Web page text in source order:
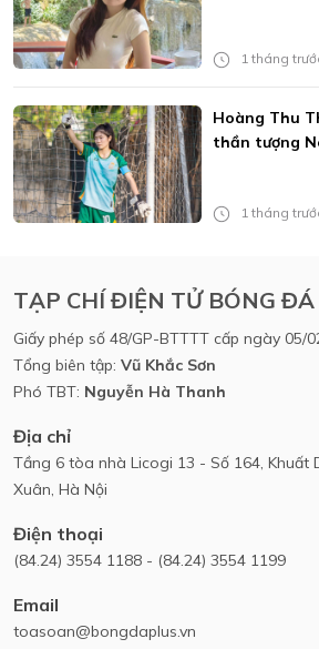
1 tháng
Hoàng Thu
thần tượng
1 tháng
TẠP CHÍ ĐIỆN TỬ BÓNG ĐÁ
Giấy phép số 48/GP-BTTTT cấp ngày 05/
Tổng biên tập: Vũ Khắc Sơn
Phó TBT: Nguyễn Hà Thanh
Địa chỉ
Tầng 6 tòa nhà Licogi 13 - Số 164, Khuất
Xuân, Hà Nội
Điện thoại
(84.24) 3554 1188 - (84.24) 3554 1199
Email
toasoan@bongdaplus.vn